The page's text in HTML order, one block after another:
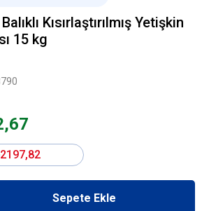
Kısırlaştırılmış Yetişkin
15 kg